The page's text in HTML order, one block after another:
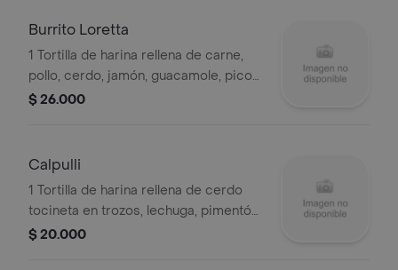
Burrito Loretta
1 Tortilla de harina rellena de carne,
pollo, cerdo, jamón, guacamole, pico
e gallo, salsa loretta, lechuga, sour
$ 26.000
Calpulli
1 Tortilla de harina rellena de cerdo
tocineta en trozos, lechuga, pimentón
verde, pico e gallo, guacamole, sour
$ 20.000